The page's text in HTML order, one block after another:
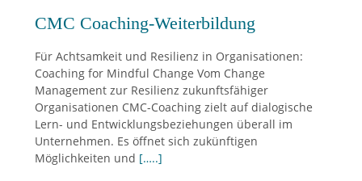
CMC Coaching-Weiterbildung
Für Achtsamkeit und Resilienz in Organisationen:
Coaching for Mindful Change Vom Change
Management zur Resilienz zukunftsfähiger
Organisationen CMC-Coaching zielt auf dialogische
Lern- und Entwicklungsbeziehungen überall im
Unternehmen. Es öffnet sich zukünftigen
Möglichkeiten und […..]